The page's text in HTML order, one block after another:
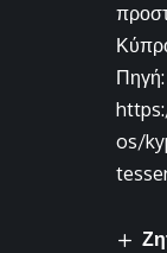
Πηγή:
os/